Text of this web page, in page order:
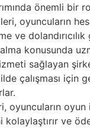
önemli bir
oyuncuların
ve
konusunda
sağlayan
çalışması için
oyuncuların oyun
kolaylaştırır ve